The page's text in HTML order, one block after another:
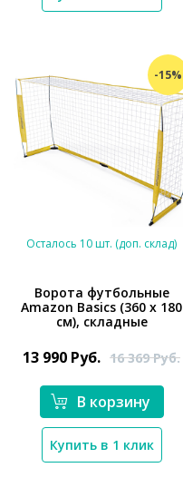
-15%
*}
Осталось 10 шт. (доп. склад)
Ворота футбольные
Amazon Basics (360 х 180
см), складные
13 990 Руб. 16 369Руб.
В корзину
Купить в 1 клик